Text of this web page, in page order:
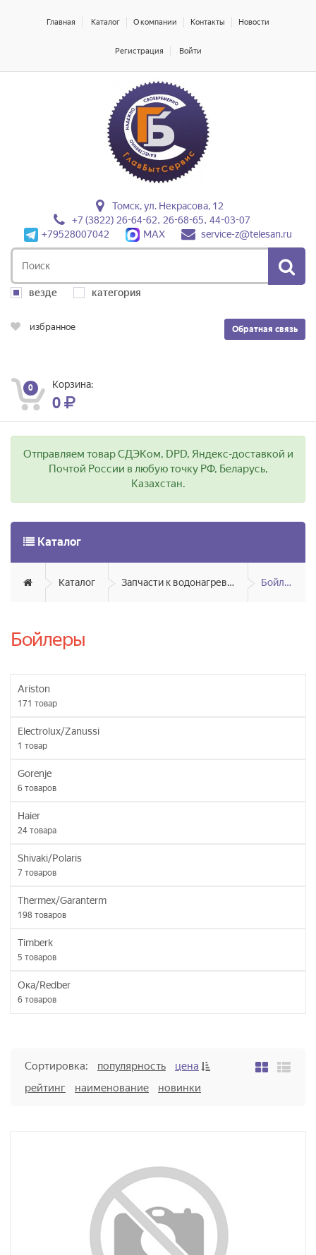
Главная Каталог О компании Контакты Новости
Регистрация Войти
Томск, ул. Некрасова, 12
+7 (3822) 26-64-62, 26-68-65, 44-03-07
+79528007042
MAX service-z@telesan.ru
везде категория
Обратная связь
избранное
0 Корзина:
0
Отправляем товар СДЭКом, DPD, Яндекс-доставкой и
Почтой России в любую точку РФ, Беларусь,
Казахстан.
Каталог
Каталог Запчасти к водонагревателям Бойлеры
Бойлеры
Ariston
171 товар
Electrolux/Zanussi
1 товар
Gorenje
6 товаров
Haier
24 товара
Shivaki/Polaris
7 товаров
Thermex/Garanterm
198 товаров
Timberk
5 товаров
Ока/Redber
6 товаров
Сортировка: популярность
цена
рейтинг
наименование новинки